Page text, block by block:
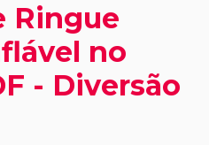
Ringue
no
- Diversão